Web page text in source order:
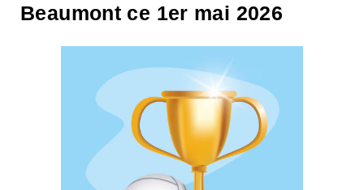
Beaumont ce 1er mai 2026